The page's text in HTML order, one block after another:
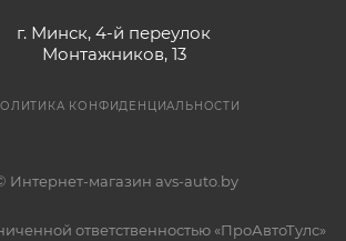
г. Минск, 4-й переулок
Монтажников, 13
КОНФИДЕНЦИАЛЬНОСТИ
Интернет-магазин avs-auto.by
ответственностью «ПроАвтоТулс»